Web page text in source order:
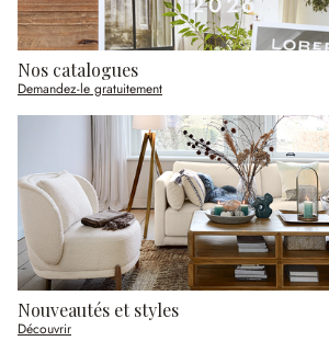
Nos catalogues
Demandez-le gratuitement
Nouveautés et styles
Découvrir